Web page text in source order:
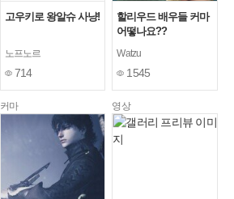
고우키로 왕알슈 사냥!
노프노르
714
할리우드 배우들 커마
어떻나요??
Watzu
1545
커마 영상